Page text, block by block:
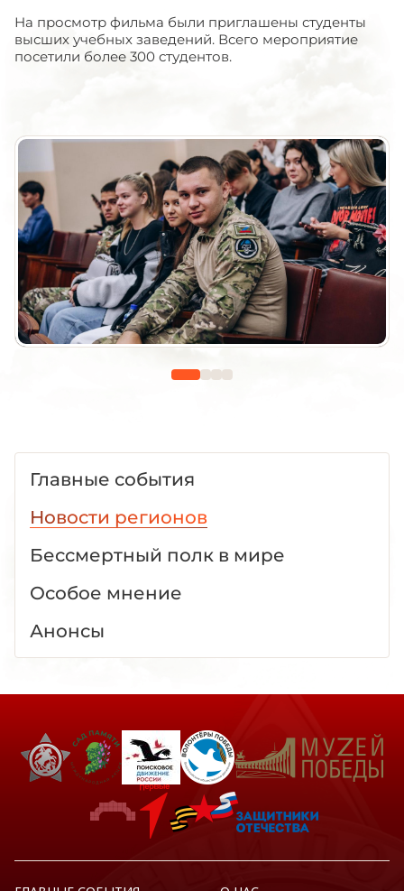
На просмотр фильма были приглашены студенты
высших учебных заведений. Всего мероприятие
посетили более 300 студентов.
Главные события
Новости регионов
Бессмертный полк в мире
Особое мнение
Анонсы